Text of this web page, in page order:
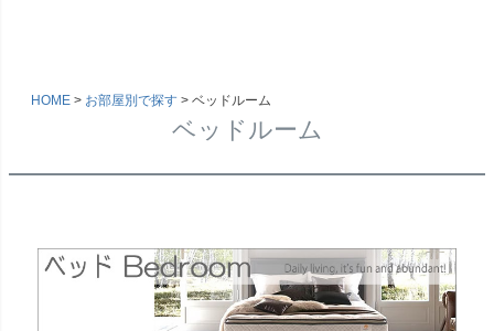
HOME お部屋別で探す ベッドルーム
ベッドルーム
家具のカラー
ホワイト色
雑貨のカラー
ゴールド・雑貨
シルバー・雑貨